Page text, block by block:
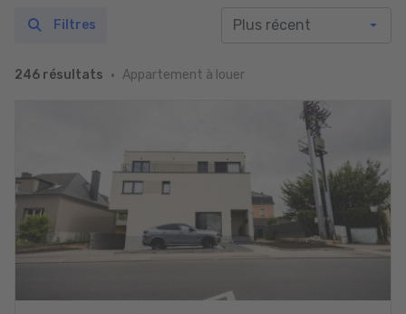
246 résultats Appartement à louer
Filtres